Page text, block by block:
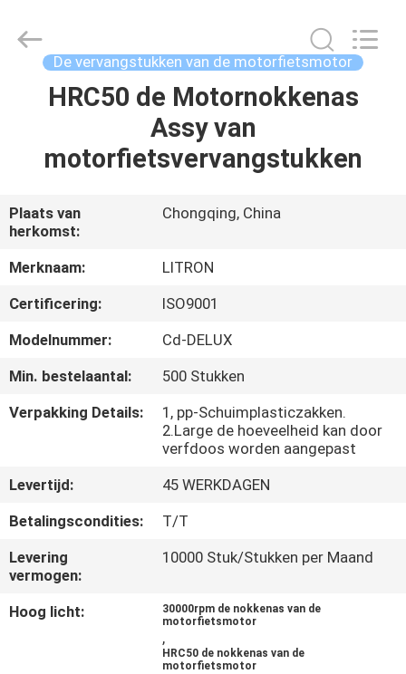
THUIS
PRODUCTEN
VIDEO'S
OVER
ONS
KWALITEITSCONTROLE
NIEUWS
VRAAG
EEN
OFFERTE
Spare
Parts
De vervangstukken van de motorfietsmotor
HRC50 de Motornokkenas
Assy van
motorfietsvervangstukken
Plaats van
herkomst:
Chongqing, China
Merknaam:
LITRON
Certificering:
ISO9001
Modelnummer:
Cd-DELUX
Min. bestelaantal:
500 Stukken
Verpakking Details:
1, pp-Schuimplasticzakken.
2.Large de hoeveelheid kan door
verfdoos worden aangepast
Levertijd:
45 WERKDAGEN
Betalingscondities:
T/T
Levering
vermogen:
10000 Stuk/Stukken per Maand
Hoog licht:
30000rpm de nokkenas van de
motorfietsmotor
,
HRC50 de nokkenas van de
motorfietsmotor